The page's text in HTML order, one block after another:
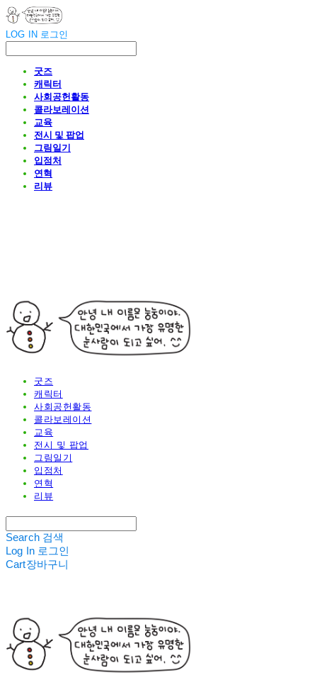
LOG IN 로그인
굿즈
캐릭터
사회공헌활동
콜라보레이션
교육
전시 및 팝업
그림일기
입점처
연혁
리뷰
굿즈
캐릭터
사회공헌활동
콜라보레이션
교육
전시 및 팝업
그림일기
입점처
연혁
리뷰
Search 검색
Log In 로그인
Cart장바구니